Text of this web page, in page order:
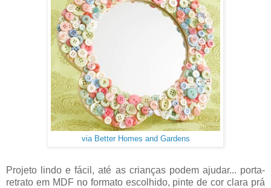
via Better Homes and Gardens
Projeto lindo e fácil, até as crianças podem ajudar... porta-
retrato em MDF no formato escolhido, pinte de cor clara prá